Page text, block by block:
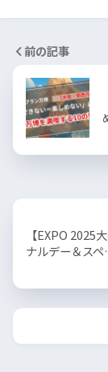
前の記事
【EXPO 2025
ナルデー＆ス